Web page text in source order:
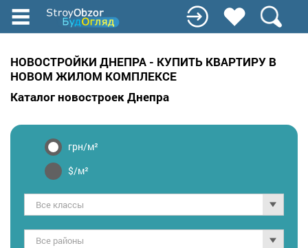
Перейти
содержанию
НОВОСТРОЙКИ ДНЕПРА - КУПИТЬ КВАРТИРУ В
НОВОМ ЖИЛОМ КОМПЛЕКСЕ
Каталог новостроек Днепра
Все классы
Все районы
грн/м²
$/м²